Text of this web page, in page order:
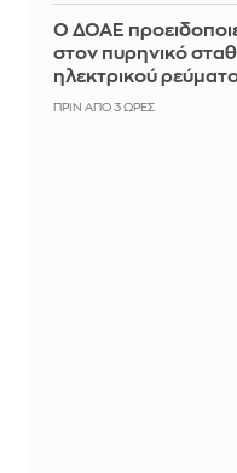
Ο ΔΟΑΕ
στον πυρηνικό
ηλεκτρικού
ΠΡΙΝ ΑΠΌ 3 ΏΡΕΣ